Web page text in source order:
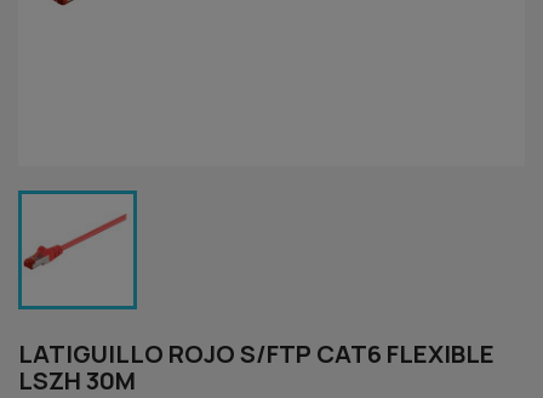
LATIGUILLO ROJO S/FTP CAT6 FLEXIBLE
LSZH 30M